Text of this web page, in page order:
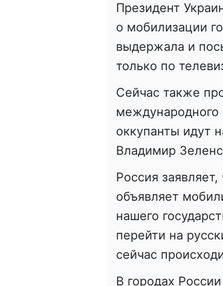
Президент
о мобилизации
выдержала и
только по
Сейчас также
международного
оккупанты идут
Владимир
Россия
объявляет
нашего
перейти на
сейчас
В городах